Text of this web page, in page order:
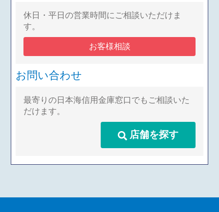
れらに付随する業務
務、金融商品仲介業務、信託業務、
社債業務等、法律により信用金庫が
に付随する業務
できる業務およびこれらに付随する
業務（今後取扱いが認められる業務
たします。
休日・平日の営業時間にご相談いただけま
す。
お客様相談
お問い合わせ
最寄りの日本海信用金庫窓口でもご相談いた
だけます。
店舗を探す